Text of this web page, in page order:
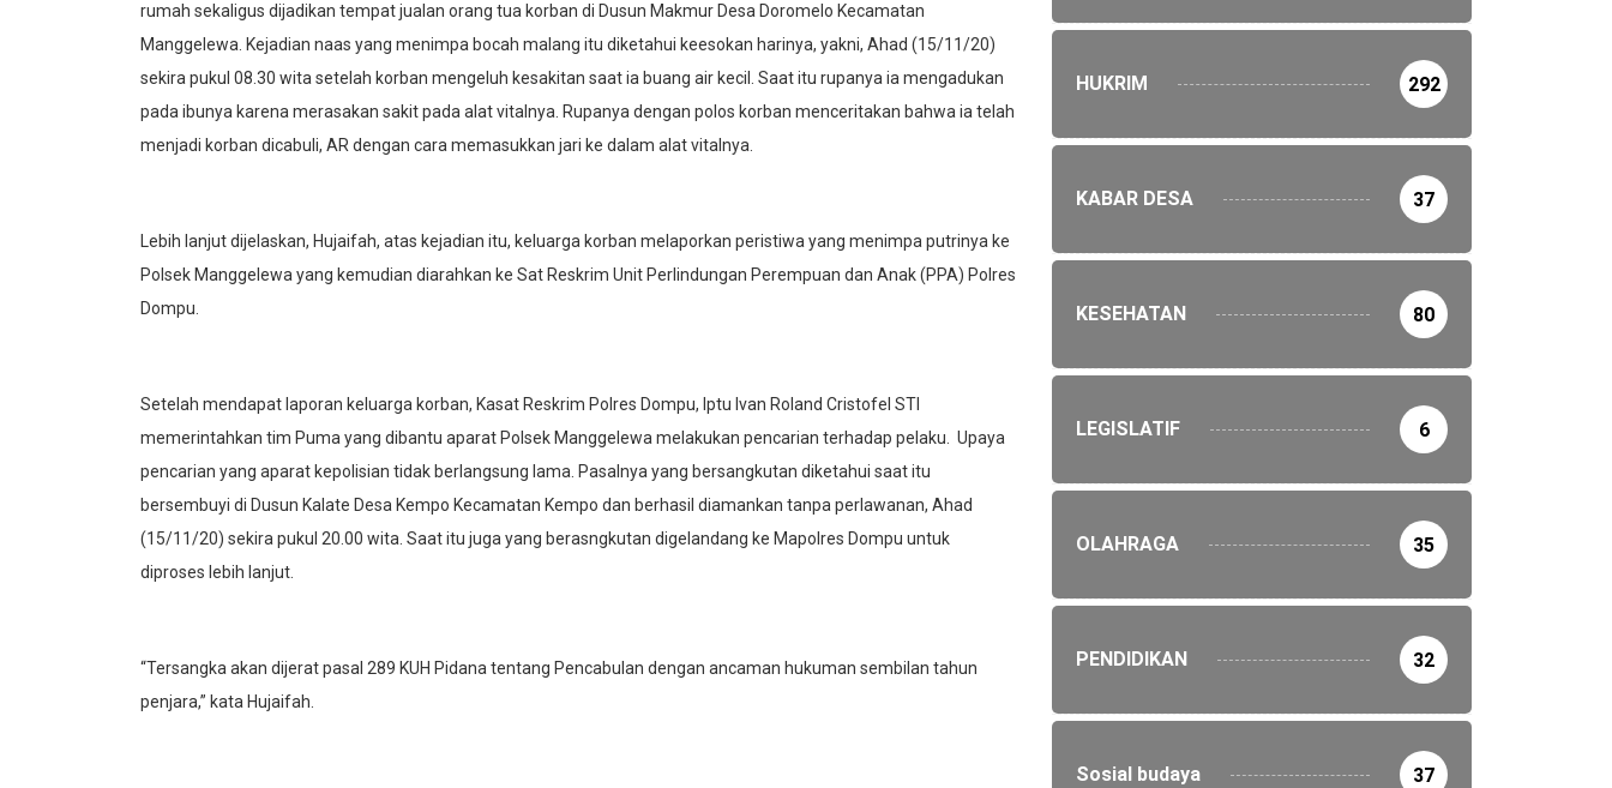
rumah sekaligus dijadikan tempat jualan orang tua korban di Dusun Makmur Desa Doromelo Kecamatan
Manggelewa. Kejadian naas yang menimpa bocah malang itu diketahui keesokan harinya, yakni, Ahad (15/11/20)
sekira pukul 08.30 wita setelah korban mengeluh kesakitan saat ia buang air kecil. Saat itu rupanya ia mengadukan
pada ibunya karena merasakan sakit pada alat vitalnya. Rupanya dengan polos korban menceritakan bahwa ia telah
menjadi korban dicabuli, AR dengan cara memasukkan jari ke dalam alat vitalnya.
Lebih lanjut dijelaskan, Hujaifah, atas kejadian itu, keluarga korban melaporkan peristiwa yang menimpa putrinya ke
Polsek Manggelewa yang kemudian diarahkan ke Sat Reskrim Unit Perlindungan Perempuan dan Anak (PPA) Polres
Dompu.
Setelah mendapat laporan keluarga korban, Kasat Reskrim Polres Dompu, Iptu Ivan Roland Cristofel STI
memerintahkan tim Puma yang dibantu aparat Polsek Manggelewa melakukan pencarian terhadap pelaku. Upaya
pencarian yang aparat kepolisian tidak berlangsung lama. Pasalnya yang bersangkutan diketahui saat itu
bersembuyi di Dusun Kalate Desa Kempo Kecamatan Kempo dan berhasil diamankan tanpa perlawanan, Ahad
(15/11/20) sekira pukul 20.00 wita. Saat itu juga yang berasngkutan digelandang ke Mapolres Dompu untuk
diproses lebih lanjut.
“Tersangka akan dijerat pasal 289 KUH Pidana tentang Pencabulan dengan ancaman hukuman sembilan tahun
penjara,” kata Hujaifah.
HUKRIM 292
KABAR DESA 37
KESEHATAN 80
LEGISLATIF 6
OLAHRAGA 35
PENDIDIKAN 32
Sosial budaya 37